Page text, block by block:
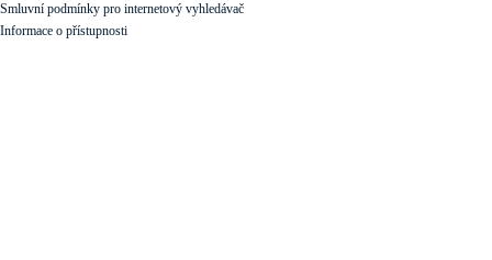
Smluvní podmínky pro internetový vyhledávač
Informace o přístupnosti